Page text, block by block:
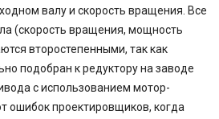
валу и скорость вращения. Все
(скорость вращения, мощность
второстепенными, так как
подобран к редуктору на заводе
с использованием мотор-
ошибок проектировщиков, когда